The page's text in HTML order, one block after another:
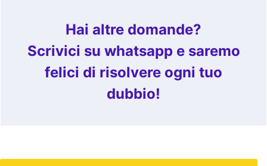
Hai altre domande?
Scrivici su whatsapp e saremo
felici di risolvere ogni tuo
dubbio!